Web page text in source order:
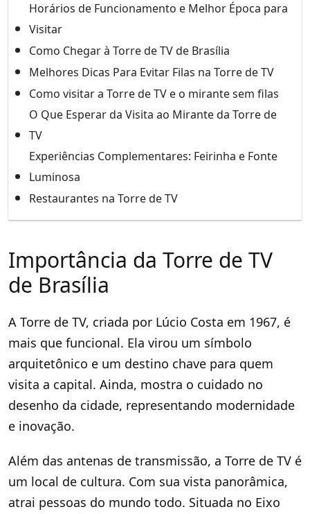
Horários de Funcionamento e Melhor Época para
Visitar
Como Chegar à Torre de TV de Brasília
Melhores Dicas Para Evitar Filas na Torre de TV
Como visitar a Torre de TV e o mirante sem filas
O Que Esperar da Visita ao Mirante da Torre de
TV
Experiências Complementares: Feirinha e Fonte
Luminosa
Restaurantes na Torre de TV
Importância da Torre de TV
de Brasília
A Torre de TV, criada por Lúcio Costa em 1967, é
mais que funcional. Ela virou um símbolo
arquitetônico e um destino chave para quem
visita a capital. Ainda, mostra o cuidado no
desenho da cidade, representando modernidade
e inovação.
Além das antenas de transmissão, a Torre de TV é
um local de cultura. Com sua vista panorâmica,
atrai pessoas do mundo todo. Situada no Eixo